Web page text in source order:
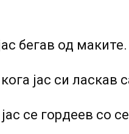
бегав од маките.
јас си ласкав
се гордеев со